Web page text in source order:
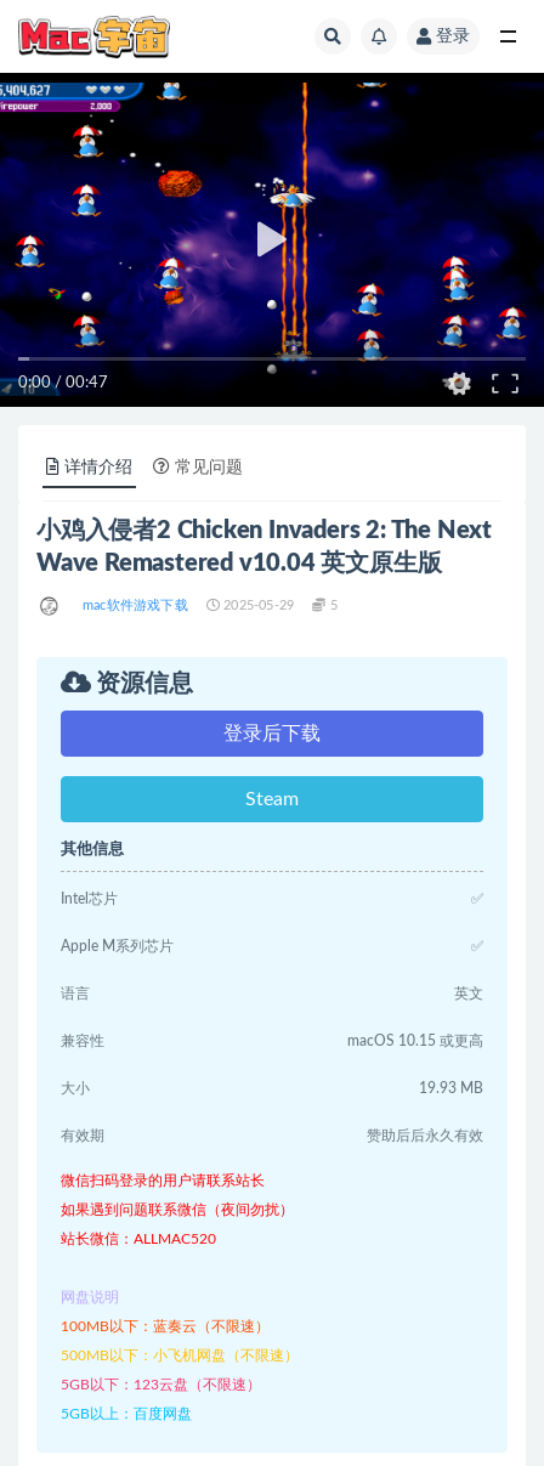
登录
0:00/ 00:47
详情介绍 常见问题
小鸡入侵者2 Chicken Invaders 2: The Next
Wave Remastered v10.04 英文原生版
mac软件游戏下载 2025-05-29 5
资源信息
登录后下载
Steam
其他信息
Intel芯片 ✅
Apple M系列芯片 ✅
语言 英文
兼容性 macOS 10.15 或更高
大小 19.93 MB
有效期 赞助后后永久有效
微信扫码登录的用户请联系站长
如果遇到问题联系微信（夜间勿扰）
站长微信：ALLMAC520
网盘说明
100MB以下：蓝奏云（不限速）
500MB以下：小飞机网盘（不限速）
5GB以下：123云盘（不限速）
5GB以上：百度网盘